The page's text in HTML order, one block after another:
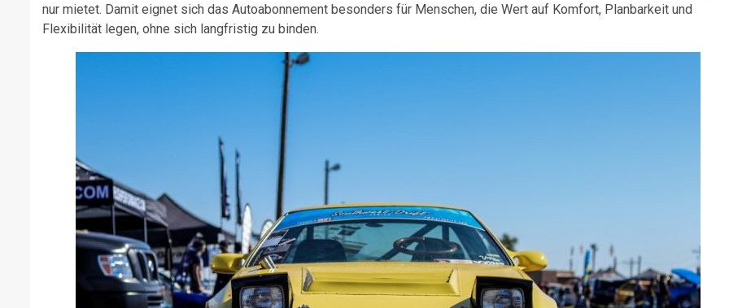
nur mietet. Damit eignet sich das Autoabonnement besonders für Menschen, die Wert auf Komfort, Planbarkeit und
Flexibilität legen, ohne sich langfristig zu binden.